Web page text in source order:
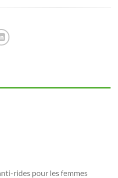
rides pour les femmes